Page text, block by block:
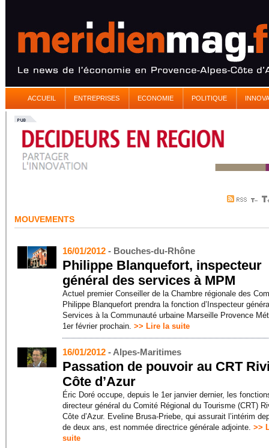
ACCUEIL ENTREPRISES ECONOMIE POLITIQUE
MOUVEMENTS
16/01/2012 - Bouches-du-Rhône
Philippe Blanquefort, inspecteur
général des services à MPM
Actuel premier Conseiller de la Chambre régionale des
Philippe Blanquefort prendra la fonction d’Inspecteur
Services à la Communauté urbaine Marseille Provence
1er février prochain. >> Lire la suite
16/01/2012 - Alpes-Maritimes
Passation de pouvoir au CRT
Côte d’Azur
Éric Doré occupe, depuis le 1er janvier dernier, les
directeur général du Comité Régional du Tourisme (CRT)
Côte d’Azur. Eveline Brusa-Priebe, qui assurait l’intérim
de deux ans, est nommée directrice générale adjointe. >>
suite